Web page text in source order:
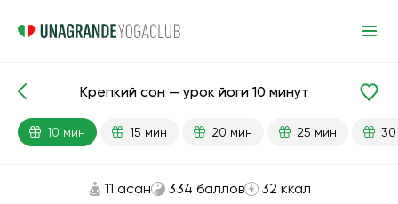
Готовые уроки Сон
Крепкий сон — урок йоги 10 минут
10 мин 15 мин 20 мин 25 мин
11 асан 334 баллов 32 ккал